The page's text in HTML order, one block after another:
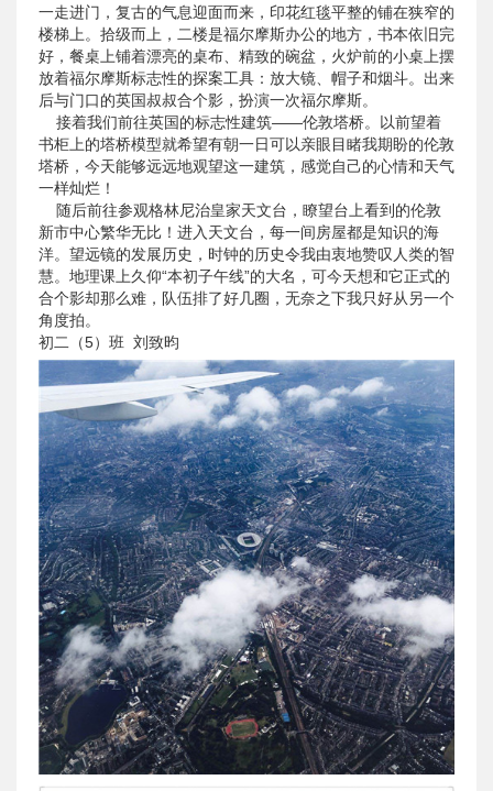
一走进门，复古的气息迎面而来，印花红毯平整的铺在狭窄的
楼梯上。拾级而上，二楼是福尔摩斯办公的地方，书本依旧完
好，餐桌上铺着漂亮的桌布、精致的碗盆，火炉前的小桌上摆
放着福尔摩斯标志性的探案工具：放大镜、帽子和烟斗。出来
后与门口的英国叔叔合个影，扮演一次福尔摩斯。
接着我们前往英国的标志性建筑——伦敦塔桥。以前望着
书柜上的塔桥模型就希望有朝一日可以亲眼目睹我期盼的伦敦
塔桥，今天能够远远地观望这一建筑，感觉自己的心情和天气
一样灿烂！
随后前往参观格林尼治皇家天文台，瞭望台上看到的伦敦
新市中心繁华无比！进入天文台，每一间房屋都是知识的海
洋。望远镜的发展历史，时钟的历史令我由衷地赞叹人类的智
慧。地理课上久仰“本初子午线”的大名，可今天想和它正式的
合个影却那么难，队伍排了好几圈，无奈之下我只好从另一个
角度拍。
初二（5）班 刘致昀